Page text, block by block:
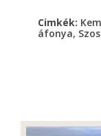
Cimkék:
áfonya,